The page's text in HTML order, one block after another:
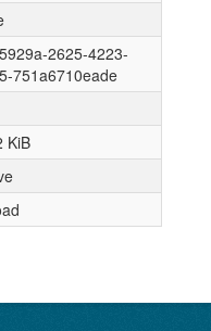
2625-4223-
751a6710eade
KiB